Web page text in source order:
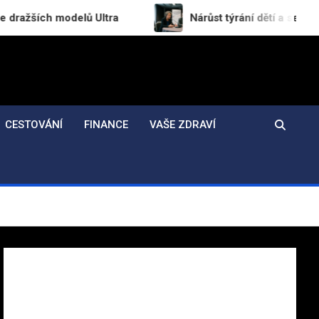
Ultra Nárůst týrání dětí a sexuálního násilí
CESTOVÁNÍ FINANCE VAŠE ZDRAVÍ